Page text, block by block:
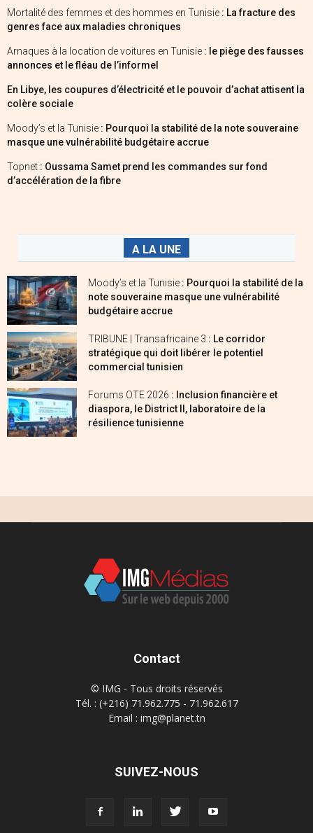
Mortalité des femmes et des hommes en Tunisie : La fracture des
genres face aux maladies chroniques
Arnaques à la location de voitures en Tunisie : le piège des fausses
annonces et le fléau de l’informel
En Libye, les coupures d’électricité et le pouvoir d’achat attisent la
colère sociale
Moody’s et la Tunisie : Pourquoi la stabilité de la note souveraine
masque une vulnérabilité budgétaire accrue
Topnet : Oussama Samet prend les commandes sur fond
d’accélération de la fibre
A LA UNE
Moody’s et la Tunisie : Pourquoi la stabilité de la
note souveraine masque une vulnérabilité
budgétaire accrue
TRIBUNE | Transafricaine 3 : Le corridor
stratégique qui doit libérer le potentiel
commercial tunisien
Forums OTE 2026 : Inclusion financière et
diaspora, le District II, laboratoire de la
résilience tunisienne
Contact
© IMG - Tous droits réservés
Tél. : (+216) 71.962.775 - 71.962.617
Email : img@planet.tn
SUIVEZ-NOUS